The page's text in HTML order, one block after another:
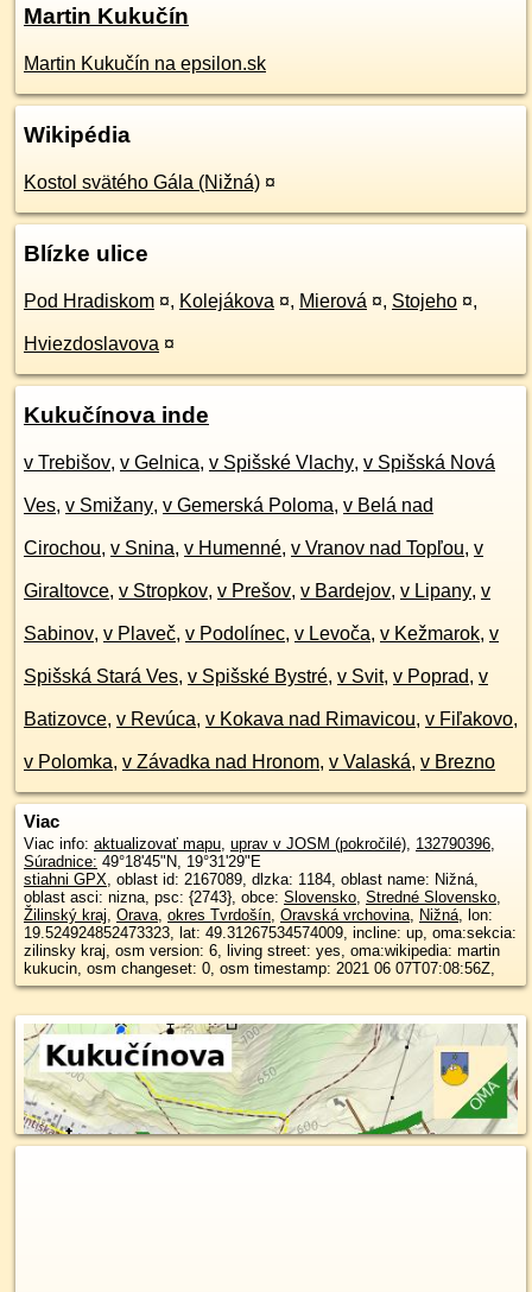
Martin Kukučín
Martin Kukučín na epsilon.sk
Wikipédia
Kostol svätého Gála (Nižná) ¤
Blízke ulice
Pod Hradiskom ¤, Kolejákova ¤, Mierová ¤, Stojeho ¤,
Hviezdoslavova ¤
Kukučínova inde
v Trebišov, v Gelnica, v Spišské Vlachy, v Spišská Nová
Ves, v Smižany, v Gemerská Poloma, v Belá nad
Cirochou, v Snina, v Humenné, v Vranov nad Topľou, v
Giraltovce, v Stropkov, v Prešov, v Bardejov, v Lipany, v
Sabinov, v Plaveč, v Podolínec, v Levoča, v Kežmarok, v
Spišská Stará Ves, v Spišské Bystré, v Svit, v Poprad, v
Batizovce, v Revúca, v Kokava nad Rimavicou, v Fiľakovo,
v Polomka, v Závadka nad Hronom, v Valaská, v Brezno
Viac
Viac info: aktualizovať mapu, uprav v JOSM (pokročilé), 132790396,
Súradnice: 49°18'45"N, 19°31'29"E
stiahni GPX, oblast id: 2167089, dlzka: 1184, oblast name: Nižná,
oblast asci: nizna, psc: {2743}, obce: Slovensko, Stredné Slovensko,
Žilinský kraj, Orava, okres Tvrdošín, Oravská vrchovina, Nižná, lon:
19.524924852473323, lat: 49.31267534574009, incline: up, oma:sekcia:
zilinsky kraj, osm version: 6, living street: yes, oma:wikipedia: martin
kukucin, osm changeset: 0, osm timestamp: 2021 06 07T07:08:56Z,